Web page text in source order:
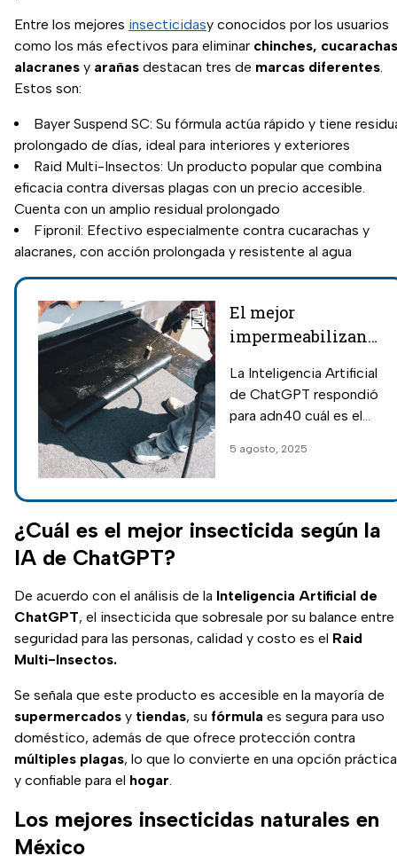
Entre los mejores insecticidasy conocidos por los usuarios
como los más efectivos para eliminar chinches,
alacranes y arañas destacan tres de marcas diferentes.
Estos son:
Bayer Suspend SC: Su fórmula actúa rápido y tiene
prolongado de días, ideal para interiores y exteriores
Raid Multi-Insectos: Un producto popular que combina
eficacia contra diversas plagas con un precio accesible.
Cuenta con un amplio residual prolongado
Fipronil: Efectivo especialmente contra cucarachas y
alacranes, con acción prolongada y resistente al agua
El mejor
impermeabilizante
temporada de
lluvias según la IA
La Inteligencia Artificial
de ChatGPT respondió
para adn40 cuál es el
impermeabilizante para
problemas durante esta
temporada de lluvias.
5 agosto, 2025
¿Cuál es el mejor insecticida según la
IA de ChatGPT?
De acuerdo con el análisis de la Inteligencia Artificial de
ChatGPT, el insecticida que sobresale por su balance entre
seguridad para las personas, calidad y costo es el Raid
Multi-Insectos.
Se señala que este producto es accesible en la mayoría de
supermercados y tiendas, su fórmula es segura para uso
doméstico, además de que ofrece protección contra
múltiples plagas, lo que lo convierte en una opción práctica
y confiable para el hogar.
Los mejores insecticidas naturales en
México